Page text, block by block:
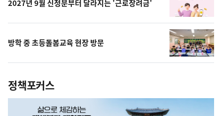
2027년 9월 신청분부터 달라지는 '근로장려금'
방학 중 초등돌봄교육 현장 방문
정책포커스